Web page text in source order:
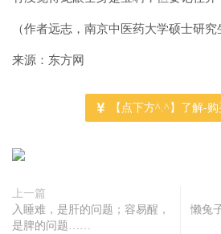
（作者远志，南京中医药大学硕士研究
来源：东方网
【点下方^.^】了解-
上一篇
入睡难，是肝的问题；容易醒，
是脾的问题……
懒兔